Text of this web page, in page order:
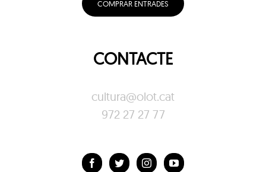
COMPRAR ENTRADES
CONTACTE
cultura@olot.cat
972 27 27 77